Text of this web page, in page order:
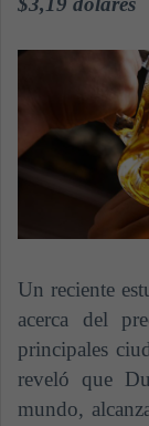
a
Un reciente
acerca del
principales
reveló que
mundo,